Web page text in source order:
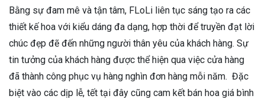
Bằng sự đam mê và tận tâm, FLoLi liên tục sáng tạo ra các
thiết kế hoa với kiểu dáng đa dạng, hợp thời để truyền đạt lời
chúc đẹp đẽ đến những người thân yêu của khách hàng. Sự
tin tưởng của khách hàng được thể hiện qua việc cửa hàng
đã thành công phục vụ hàng nghìn đơn hàng mỗi năm. Đặc
biệt vào các dịp lễ, tết tại đây cũng cam kết bán hoa giá bình